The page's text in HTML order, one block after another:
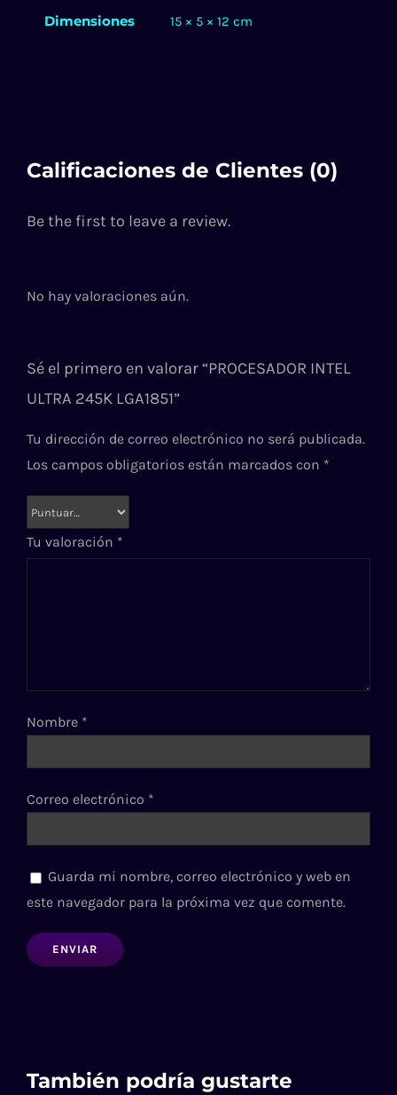
Dimensiones 15 × 5 × 12 cm
Calificaciones de Clientes (0)
Be the first to leave a review.
No hay valoraciones aún.
Sé el primero en valorar “PROCESADOR INTEL
ULTRA 245K LGA1851”
Tu dirección de correo electrónico no será publicada.
Los campos obligatorios están marcados con *
Tu valoración *
Nombre *
Correo electrónico *
Guarda mi nombre, correo electrónico y web en
este navegador para la próxima vez que comente.
También podría gustarte